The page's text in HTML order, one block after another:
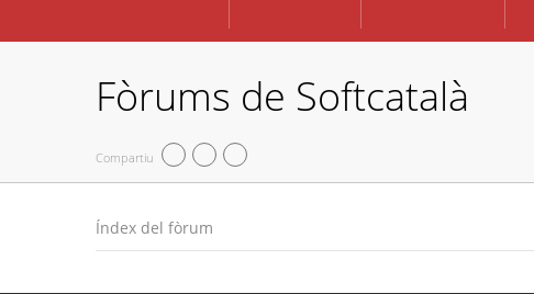
Fòrums de Softcatalà
Compartiu
Índex del fòrum